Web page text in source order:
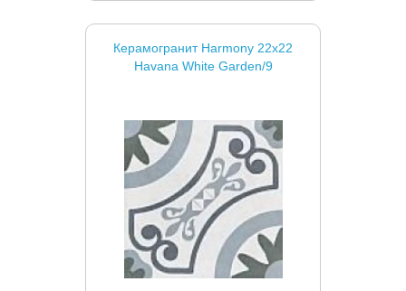
Керамогранит Harmony 22x22
Havana White Garden/9